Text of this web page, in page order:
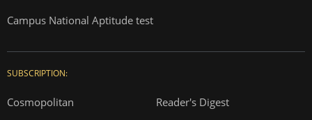
Campus National Aptitude test
SUBSCRIPTION:
Cosmopolitan Reader's Digest